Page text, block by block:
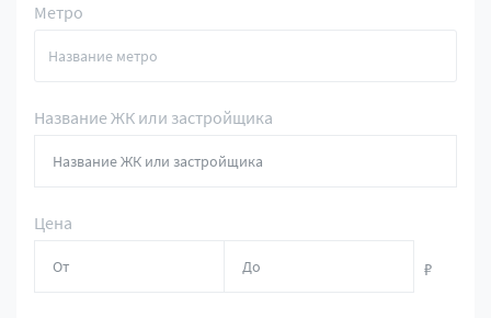
Метро
Название ЖК или застройщика
Цена
₽